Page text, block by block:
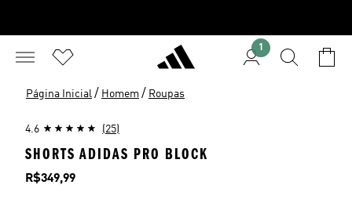
1
Página Inicial / Homem / Roupas
4.6 (25)
SHORTS ADIDAS PRO BLOCK
Preço
R$349,99